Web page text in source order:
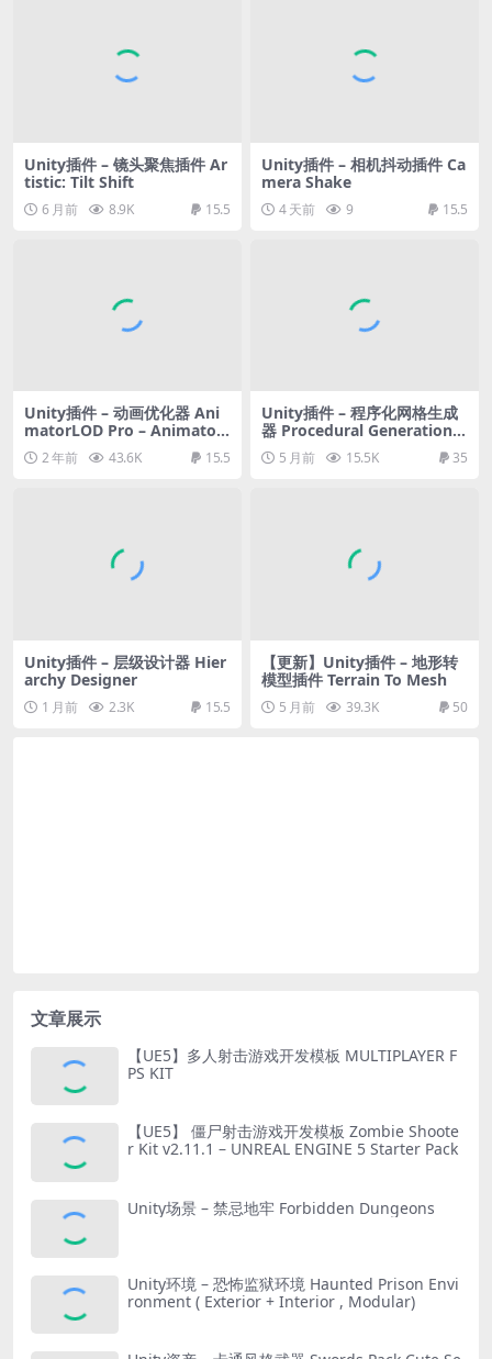
Unity插件 – 镜头聚焦插件 Ar
tistic: Tilt Shift
6 月前 8.9K 15.5
Unity插件 – 相机抖动插件 Ca
mera Shake
4 天前 9 15.5
Unity插件 – 动画优化器 Ani
matorLOD Pro – Animator
Optimizer
2 年前 43.6K 15.5
Unity插件 – 程序化网格生成
器 Procedural Generation G
rid (Beta)
5 月前 15.5K 35
Unity插件 – 层级设计器 Hier
archy Designer
1 月前 2.3K 15.5
【更新】Unity插件 – 地形转
模型插件 Terrain To Mesh
5 月前 39.3K 50
文章展示
【UE5】多人射击游戏开发模板 MULTIPLAYER F
PS KIT
【UE5】 僵尸射击游戏开发模板 Zombie Shoote
r Kit v2.11.1 – UNREAL ENGINE 5 Starter Pack
Unity场景 – 禁忌地牢 Forbidden Dungeons
Unity环境 – 恐怖监狱环境 Haunted Prison Envi
ronment ( Exterior + Interior , Modular)